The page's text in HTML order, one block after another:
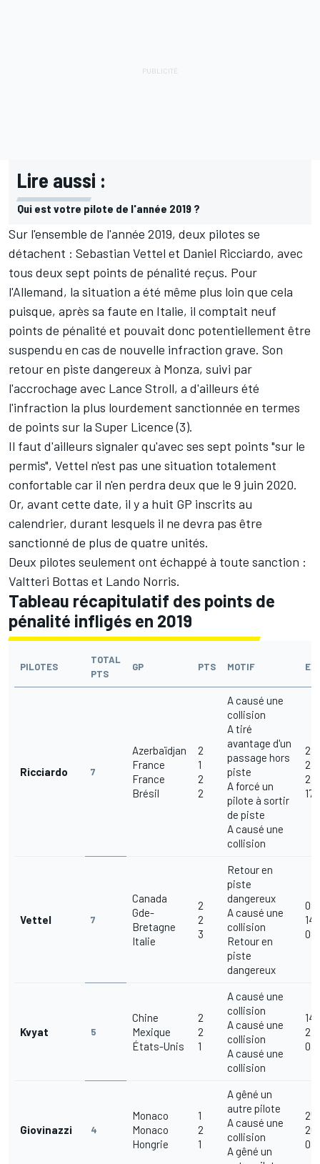
Lire aussi :
Qui est votre pilote de l'année 2019 ?
Sur l'ensemble de l'année 2019, deux pilotes se
détachent : Sebastian Vettel et Daniel Ricciardo, avec
tous deux sept points de pénalité reçus. Pour
l'Allemand, la situation a été même plus loin que cela
puisque, après sa faute en Italie, il comptait neuf
points de pénalité et pouvait donc potentiellement être
suspendu en cas de nouvelle infraction grave. Son
retour en piste dangereux à Monza, suivi par
l'accrochage avec Lance Stroll, a d'ailleurs été
l'infraction la plus lourdement sanctionnée en termes
de points sur la Super Licence (3).
Il faut d'ailleurs signaler qu'avec ses sept points "sur le
permis", Vettel n'est pas une situation totalement
confortable car il n'en perdra deux que le 9 juin 2020.
Or, avant cette date, il y a huit GP inscrits au
calendrier, durant lesquels il ne devra pas être
sanctionné de plus de quatre unités.
Deux pilotes seulement ont échappé à toute sanction :
Valtteri Bottas et Lando Norris.
Tableau récapitulatif des points de
pénalité infligés en 2019
PILOTES
TOTAL
PTS
GP PTS MOTIF
Ricciardo 7
Azerbaïdjan
France
France
Brésil
2
1
2
2
A causé une
collision
A tiré
avantage d'un
passage hors
piste
A forcé un
pilote à sortir
de piste
A causé une
collision
Vettel 7
Canada
Gde-
Bretagne
Italie
2
2
3
Retour en
piste
dangereux
A causé une
collision
Retour en
piste
dangereux
Kvyat 5
Chine
Mexique
États-Unis
2
2
1
A causé une
collision
A causé une
collision
A causé une
collision
Giovinazzi 4
Monaco
Monaco
Hongrie
1
2
1
A gêné un
autre pilote
A causé une
collision
A gêné un